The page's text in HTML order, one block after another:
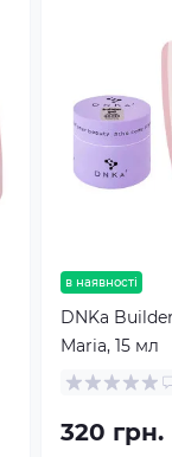
в наявності
DNKa
Maria, 15 мл
320 грн.